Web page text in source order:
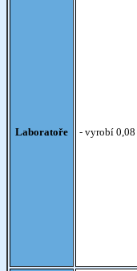
Laboratoře - vyrobí 0,08